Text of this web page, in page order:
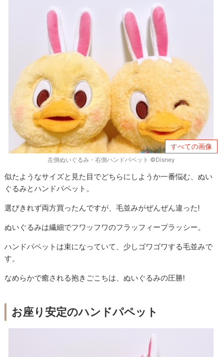
すべての画像
左側ぬいぐるみ・右側ハンドパペット ©Disney
似たようなサイズと見た目でどちらにしようか一番悩む、ぬい
ぐるみとハンドパペット。
選びきれず両方買ったんですが、毛並みがぜんぜん違った!
ぬいぐるみは繊細でフワッフワのフラッフィープラッシー。
ハンドパペットは束になっていて、少しゴワゴワする毛並みで
す。
なめらかで癒される抱きごこちは、ぬいぐるみの圧勝!
お座り安定のハンドパペット